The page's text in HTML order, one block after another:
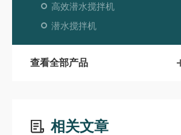
高效潜水搅拌机
潜水搅拌机
查看全部产品
相关文章